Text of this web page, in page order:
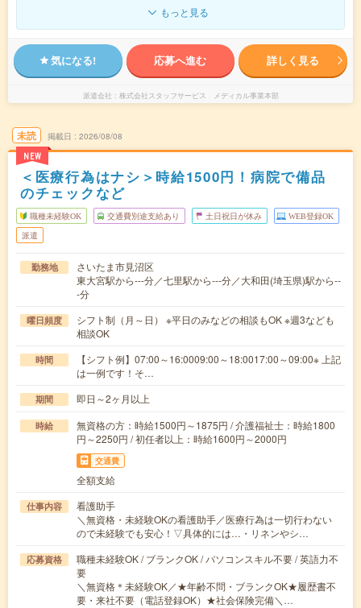
もっと見る
気になる! 応募へ進む 詳しく見る
派遣会社 株式会社スタッフサービス メディカル事業本部
未読
NEW
掲載日 2026/08/08
＜医療行為はナシ＞時給1500円！病院で備品
のチェックなど
職種未経験OK 交通費別途支給あり 土日祝日が休み WEB登録OK
派遣
勤務地
さいたま市見沼区
東大宮駅から---分／七里駅から---分／大和田(埼玉県)駅から--
-分
曜日頻度
シフト制（月～日） ※平日のみなどの相談もOK ※週3なども
相談OK
時間
【シフト例】07:00～16:0009:00～18:0017:00～09:00※ 上記
は一例です！そ…
期間 即日～2ヶ月以上
時給
無資格の方：時給1500円～1875円 / 介護福祉士：時給1800
円～2250円 / 初任者以上：時給1600円～2000円
交通費
全額支給
仕事内容
看護助手
＼無資格・未経験OKの看護助手／医療行為は一切行わない
ので未経験でも安心！▽具体的には…・リネンやシ…
応募資格
職種未経験OK / ブランクOK / パソコンスキル不要 / 英語力不
要
＼無資格＊未経験OK／★年齢不問・ブランクOK★履歴書不
要・来社不要（電話登録OK）★社会保険完備＼…